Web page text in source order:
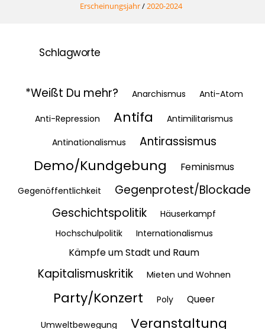
Erscheinungsjahr/2020-2024
Schlagworte
*Weißt Du mehr? Anarchismus Anti-Atom
Anti-Repression Antifa
Antimilitarismus
Antinationalismus
Antirassismus
Demo/Kundgebung Feminismus
Gegenöffentlichkeit
Gegenprotest/Blockade
Geschichtspolitik
Häuserkampf
Hochschulpolitik
Internationalismus
Kämpfe um Stadt und Raum
Kapitalismuskritik Mieten und Wohnen
Party/Konzert Poly Queer
Umweltbewegung Veranstaltung